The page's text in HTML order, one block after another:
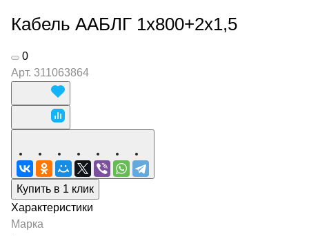
Кабель ААБЛГ 1х800+2х1,5
0
Арт. 311063864
Купить в 1 клик
Характеристики
Марка